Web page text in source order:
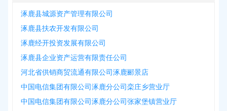
涿鹿县城源资产管理有限公司
涿鹿县扶农开发有限公司
涿鹿经开投资发展有限公司
涿鹿县企业资产运营有限责任公司
河北省供销商贸流通有限公司涿鹿郦景店
中国电信集团有限公司涿鹿分公司栾庄乡营业厅
中国电信集团有限公司涿鹿分公司张家堡镇营业厅